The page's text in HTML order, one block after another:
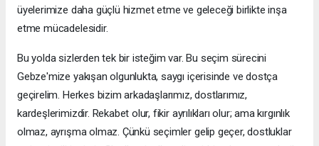
üyelerimize daha güçlü hizmet etme ve geleceği birlikte inşa
etme mücadelesidir.
Bu yolda sizlerden tek bir isteğim var. Bu seçim sürecini
Gebze'mize yakışan olgunlukta, saygı içerisinde ve dostça
geçirelim. Herkes bizim arkadaşlarımız, dostlarımız,
kardeşlerimizdir. Rekabet olur, fikir ayrılıkları olur; ama kırgınlık
olmaz, ayrışma olmaz. Çünkü seçimler gelip geçer, dostluklar